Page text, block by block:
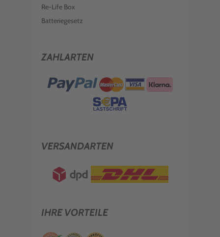
Re-Life Box
Batteriegesetz
ZAHLARTEN
VERSANDARTEN
IHRE VORTEILE